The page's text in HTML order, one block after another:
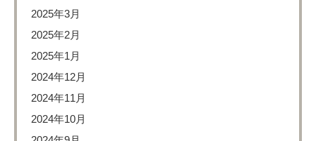
2025年3月
2025年2月
2025年1月
2024年12月
2024年11月
2024年10月